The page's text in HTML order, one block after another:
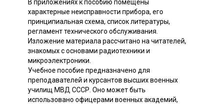
В приложениях к пособию помещены
характерные неисправности прибора, его
принципиальная схема, список литературы,
регламент технического обслуживания.
Изложение материала рассчитано на читателей,
знакомых с основами радиотехники и
микроэлектроники.
Учебное пособие предназначено для
преподавателей и курсантов высших военных
училищ МВД СССР. Оно может быть
использовано офицерами военных академий,